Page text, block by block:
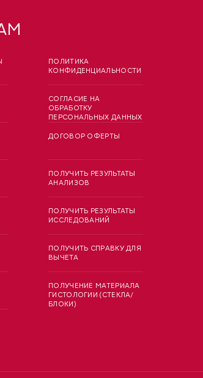
ПОЛИТИКА
КОНФИДЕНЦИАЛЬНОСТИ
СОГЛАСИЕ НА
ОБРАБОТКУ
ПЕРСОНАЛЬНЫХ ДАННЫХ
ДОГОВОР ОФЕРТЫ
ПОЛУЧИТЬ РЕЗУЛЬТАТЫ
АНАЛИЗОВ
ПОЛУЧИТЬ РЕЗУЛЬТАТЫ
ИССЛЕДОВАНИЙ
ПОЛУЧИТЬ СПРАВКУ ДЛЯ
ВЫЧЕТА
ПОЛУЧЕНИЕ МАТЕРИАЛА
ГИСТОЛОГИИ (СТЕКЛА/
БЛОКИ)